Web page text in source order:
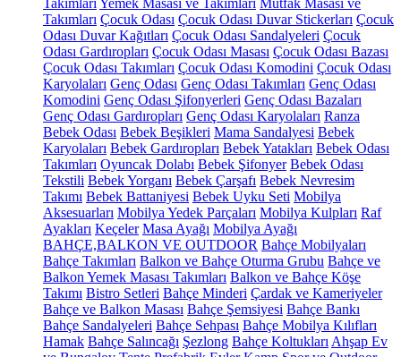
Takımları Yemek Masası ve Takımları Mutfak Masası ve
Takımları Çocuk Odası Çocuk Odası Duvar Stickerları Çocuk
Odası Duvar Kağıtları Çocuk Odası Sandalyeleri Çocuk
Odası Gardıropları Çocuk Odası Masası Çocuk Odası Bazası
Çocuk Odası Takımları Çocuk Odası Komodini Çocuk Odası
Karyolaları Genç Odası Genç Odası Takımları Genç Odası
Komodini Genç Odası Şifonyerleri Genç Odası Bazaları
Genç Odası Gardıropları Genç Odası Karyolaları Ranza
Bebek Odası Bebek Beşikleri Mama Sandalyesi Bebek
Karyolaları Bebek Gardıropları Bebek Yatakları Bebek Odası
Takımları Oyuncak Dolabı Bebek Şifonyer Bebek Odası
Tekstili Bebek Yorganı Bebek Çarşafı Bebek Nevresim
Takımı Bebek Battaniyesi Bebek Uyku Seti Mobilya
Aksesuarları Mobilya Yedek Parçaları Mobilya Kulpları Raf
Ayakları Keçeler Masa Ayağı Mobilya Ayağı
BAHÇE,BALKON VE OUTDOOR Bahçe Mobilyaları
Bahçe Takımları Balkon ve Bahçe Oturma Grubu Bahçe ve
Balkon Yemek Masası Takımları Balkon ve Bahçe Köşe
Takımı Bistro Setleri Bahçe Minderi Çardak ve Kameriyeler
Bahçe ve Balkon Masası Bahçe Şemsiyesi Bahçe Bankı
Bahçe Sandalyeleri Bahçe Sehpası Bahçe Mobilya Kılıfları
Hamak Bahçe Salıncağı Şezlong Bahçe Koltukları Ahşap Ev